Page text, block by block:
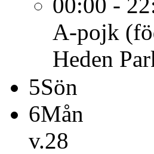
A-pojk
Heden
5Sön
6Mån
v.28